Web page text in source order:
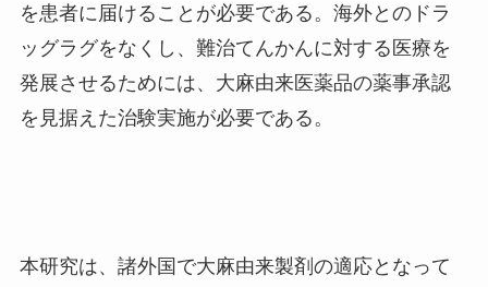
を患者に届けることが必要である。海外とのドラ
ッグラグをなくし、難治てんかんに対する医療を
発展させるためには、大麻由来医薬品の薬事承認
を見据えた治験実施が必要である。
本研究は、諸外国で大麻由来製剤の適応となって